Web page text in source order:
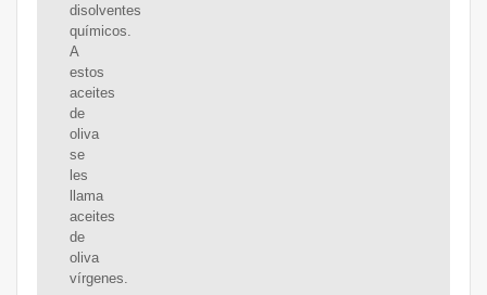
disolventes
químicos.
A
estos
aceites
de
oliva
se
les
llama
aceites
de
oliva
vírgenes.